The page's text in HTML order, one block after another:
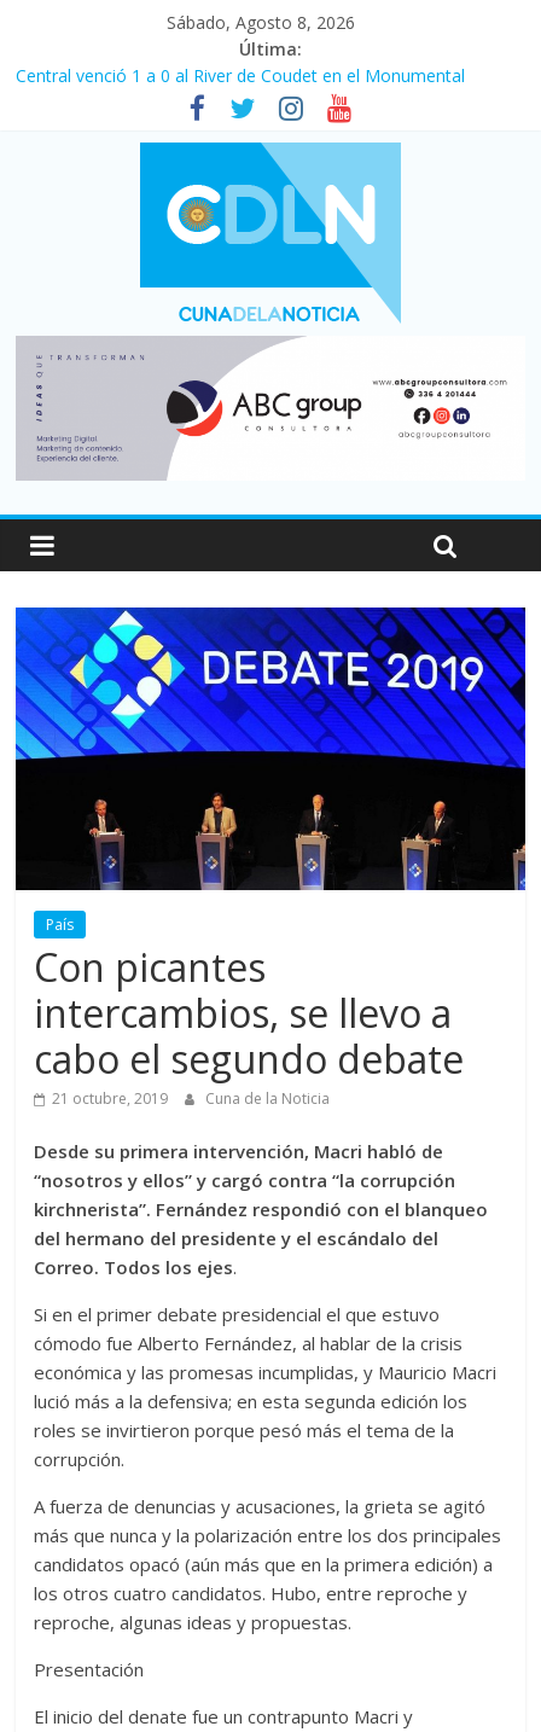
Sábado, Agosto 8, 2026
Última:
Central venció 1 a 0 al River de Coudet en el Monumental
La morosidad alcanzó su nivel más alto en dos décadas y ya
afecta a 400 mil deudores en Santa Fe
Desde que asumió Milei cerraron 41.000 kioscos: el sector
denuncia crisis como en 2001
Vacaciones de invierno con más movimiento y consumo
turístico: 4,6 millones de personas viajaron por el país, un 5,9%
Fuerte caída de la venta de autos usados en julio: bajó un 12,6%
País
Con picantes
intercambios, se llevo a
cabo el segundo debate
21 octubre, 2019 Cuna de la Noticia
Desde su primera intervención, Macri habló de
“nosotros y ellos” y cargó contra “la corrupción
kirchnerista”. Fernández respondió con el blanqueo
del hermano del presidente y el escándalo del
Correo. Todos los ejes.
Si en el primer debate presidencial el que estuvo
cómodo fue Alberto Fernández, al hablar de la crisis
económica y las promesas incumplidas, y Mauricio Macri
lució más a la defensiva; en esta segunda edición los
roles se invirtieron porque pesó más el tema de la
corrupción.
A fuerza de denuncias y acusaciones, la grieta se agitó
más que nunca y la polarización entre los dos principales
candidatos opacó (aún más que en la primera edición) a
los otros cuatro candidatos. Hubo, entre reproche y
reproche, algunas ideas y propuestas.
Presentación
El inicio del denate fue un contrapunto Macri y